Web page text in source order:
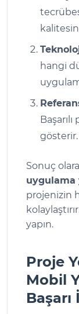
hangi
gösterir.
Sonuç
uygulama
projenizin
yapın.
Proje
Mobil